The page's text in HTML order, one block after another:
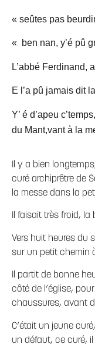
« seûtes pas
« ben nan, y’é pû
L’abbé Ferdinand,
E l’a pû jamais dit
Y’ é d’apeu
du Mant,vant à la
Il y a bien
curé archiprêtre de
la messe dans la
Il faisait très froid, la
Vers huit heures du
sur un petit chemin
Il partit de bonne
côté de l’église,
chaussures, avant
C’était un jeune
un défaut, ce curé,